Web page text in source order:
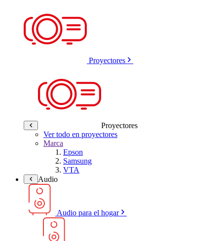
Proyectores
Proyectores
Ver todo en proyectores
Marca
Epson
Samsung
VTA
Audio
Audio para el hogar